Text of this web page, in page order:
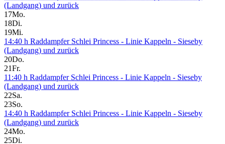
(Landgang) und zurück
17Mo.
18Di.
19Mi.
14:40 h Raddampfer Schlei Princess - Linie Kappeln - Sieseby
(Landgang) und zurück
20Do.
21Fr.
11:40 h Raddampfer Schlei Princess - Linie Kappeln - Sieseby
(Landgang) und zurück
22Sa.
23So.
14:40 h Raddampfer Schlei Princess - Linie Kappeln - Sieseby
(Landgang) und zurück
24Mo.
25Di.